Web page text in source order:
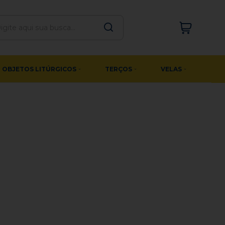
OBJETOS LITÚRGICOS TERÇOS VELAS